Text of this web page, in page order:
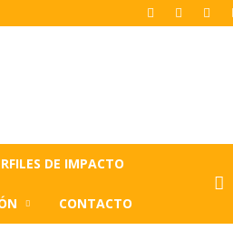
DE IMPACTO
CONTACTO